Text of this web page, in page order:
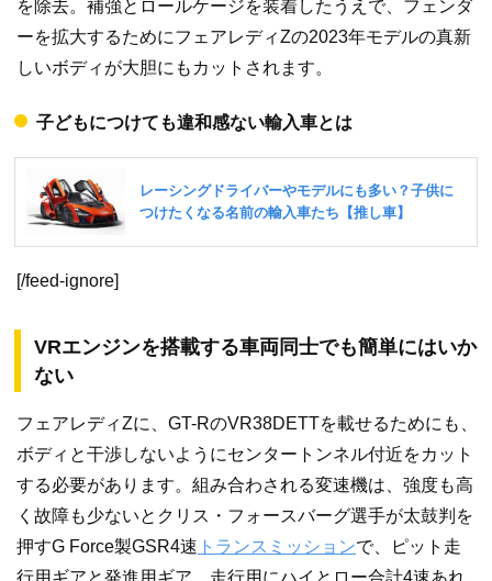
を除去。補強とロールケージを装着したうえで、フェンダ
ーを拡大するためにフェアレディZの2023年モデルの真新
しいボディが大胆にもカットされます。
子どもにつけても違和感ない輸入車とは
[/feed-ignore]
VRエンジンを搭載する車両同士でも簡単にはいか
ない
フェアレディZに、GT-RのVR38DETTを載せるためにも、
ボディと干渉しないようにセンタートンネル付近をカット
する必要があります。組み合わされる変速機は、強度も高
く故障も少ないとクリス・フォースバーグ選手が太鼓判を
押すG Force製GSR4速 トランスミッションで、ピット走
行用ギアと発進用ギア、走行用にハイとロー合計4速あれ